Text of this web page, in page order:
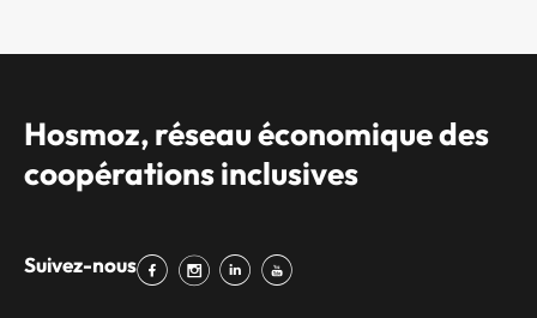
Hosmoz, réseau économique des
coopérations inclusives
Suivez-nous